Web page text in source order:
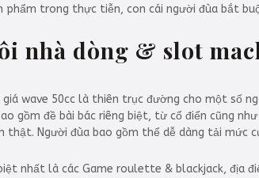
phẩm trong thực tiễn, con cái người đùa bắt
nhà dòng & slot
wave 50cc là thiên trục đường cho một số
gồm đề bài bác riêng biệt, từ cổ điển cũng
thật. Người đùa bao gồm thể dễ dàng tải mức
nhất là các Game roulette & blackjack, địa